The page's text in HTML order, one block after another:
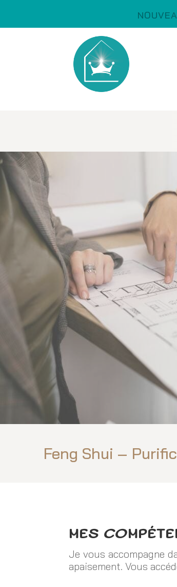
Feng Shui –
MES
Je vous accompagne
apaisement. Vous